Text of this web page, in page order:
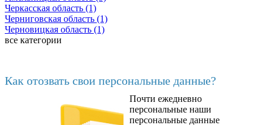
Черкасская область (1)
Черниговская область (1)
Черновицкая область (1)
все категории
Как отозвать свои персональные данные?
Почти ежедневно
персональные наши
персональные данные